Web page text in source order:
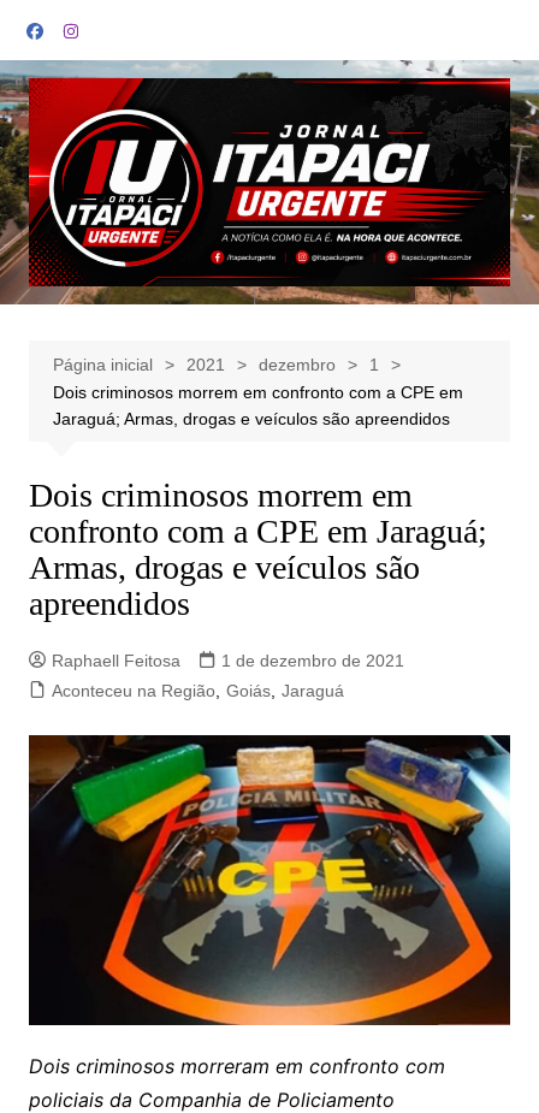
para
o
conteúdo
Página inicial 2021 dezembro
1
Dois criminosos morrem em confronto com a CPE em
Jaraguá; Armas, drogas e veículos são apreendidos
Dois criminosos morrem em
confronto com a CPE em Jaraguá;
Armas, drogas e veículos são
apreendidos
Raphaell Feitosa
1 de dezembro de 2021
Aconteceu na Região, Goiás, Jaraguá
Dois criminosos morreram em confronto com
policiais da Companhia de Policiamento